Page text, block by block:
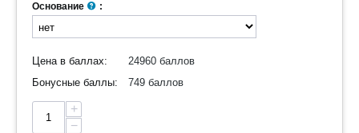
Основание :
Цена в баллах:
24960 баллов
Бонусные баллы:
749 баллов
+
−